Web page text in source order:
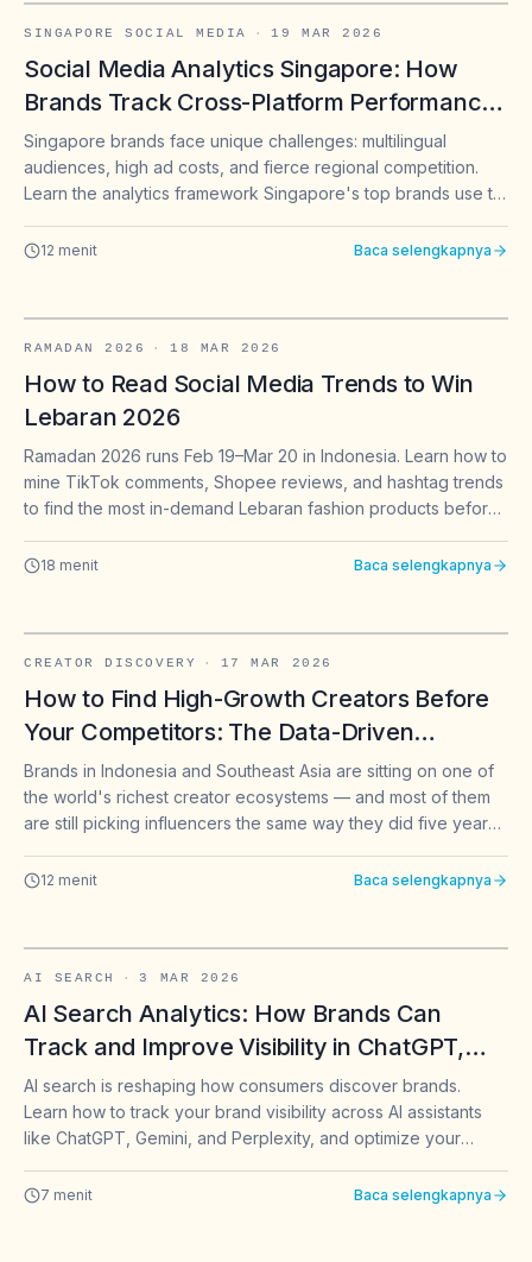
SINGAPORE SOCIAL MEDIA · 19 MAR 2026
Social Media Analytics Singapore: How
Brands Track Cross-Platform Performance
in 2026
Singapore brands face unique challenges: multilingual
audiences, high ad costs, and fierce regional competition.
Learn the analytics framework Singapore's top brands use to
across English, Chinese, and Malay markets.
12 menit Baca selengkapnya
RAMADAN 2026 · 18 MAR 2026
How to Read Social Media Trends to Win
Lebaran 2026
Ramadan 2026 runs Feb 19–Mar 20 in Indonesia. Learn how to
mine TikTok comments, Shopee reviews, and hashtag trends
to find the most in-demand Lebaran fashion products before
18 menit Baca selengkapnya
CREATOR DISCOVERY · 17 MAR 2026
How to Find High-Growth Creators Before
Your Competitors: The Data-Driven
Approach for Southeast Asia Brands
Brands in Indonesia and Southeast Asia are sitting on one of
the world's richest creator ecosystems — and most of them
are still picking influencers the same way they did five years
That approach worked when the creator pool was small. It
12 menit Baca selengkapnya
AI SEARCH · 3 MAR 2026
AI Search Analytics: How Brands Can
Track and Improve Visibility in ChatGPT,
Gemini & Perplexity
AI search is reshaping how consumers discover brands.
Learn how to track your brand visibility across AI assistants
like ChatGPT, Gemini, and Perplexity, and optimize your
7 menit Baca selengkapnya